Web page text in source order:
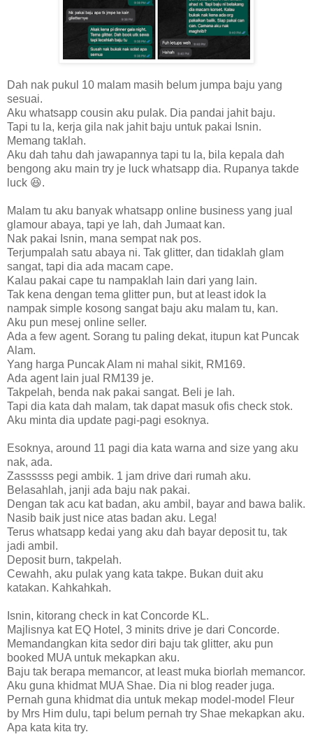
Dah nak pukul 10 malam masih belum jumpa baju yang
sesuai.
Aku whatsapp cousin aku pulak. Dia pandai jahit baju.
Tapi tu la, kerja gila nak jahit baju untuk pakai Isnin.
Memang taklah.
Aku dah tahu dah jawapannya tapi tu la, bila kepala dah
bengong aku main try je luck whatsapp dia. Rupanya takde
luck 😆.
Malam tu aku banyak whatsapp online business yang jual
glamour abaya, tapi ye lah, dah Jumaat kan.
Nak pakai Isnin, mana sempat nak pos.
Terjumpalah satu abaya ni. Tak glitter, dan tidaklah glam
sangat, tapi dia ada macam cape.
Kalau pakai cape tu nampaklah lain dari yang lain.
Tak kena dengan tema glitter pun, but at least idok la
nampak simple kosong sangat baju aku malam tu, kan.
Aku pun mesej online seller.
Ada a few agent. Sorang tu paling dekat, itupun kat Puncak
Alam.
Yang harga Puncak Alam ni mahal sikit, RM169.
Ada agent lain jual RM139 je.
Takpelah, benda nak pakai sangat. Beli je lah.
Tapi dia kata dah malam, tak dapat masuk ofis check stok.
Aku minta dia update pagi-pagi esoknya.
Esoknya, around 11 pagi dia kata warna and size yang aku
nak, ada.
Zassssss pegi ambik. 1 jam drive dari rumah aku.
Belasahlah, janji ada baju nak pakai.
Dengan tak acu kat badan, aku ambil, bayar and bawa balik.
Nasib baik just nice atas badan aku. Lega!
Terus whatsapp kedai yang aku dah bayar deposit tu, tak
jadi ambil.
Deposit burn, takpelah.
Cewahh, aku pulak yang kata takpe. Bukan duit aku
katakan. Kahkahkah.
Isnin, kitorang check in kat Concorde KL.
Majlisnya kat EQ Hotel, 3 minits drive je dari Concorde.
Memandangkan kita sedor diri baju tak glitter, aku pun
booked MUA untuk mekapkan aku.
Baju tak berapa memancor, at least muka biorlah memancor.
Aku guna khidmat MUA Shae. Dia ni blog reader juga.
Pernah guna khidmat dia untuk mekap model-model Fleur
by Mrs Him dulu, tapi belum pernah try Shae mekapkan aku.
Apa kata kita try.